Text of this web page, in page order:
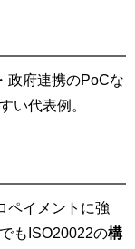
政府連携のPoCな
い代表例。
ペイメントに強
もISO20022の構